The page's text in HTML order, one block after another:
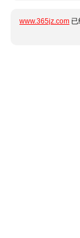
www.365jz.com